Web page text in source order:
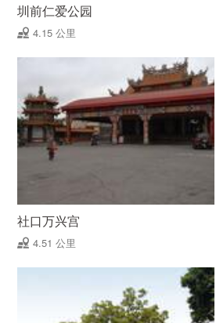
圳前仁爱公园
4.15 公里
社口万兴宫
4.51 公里